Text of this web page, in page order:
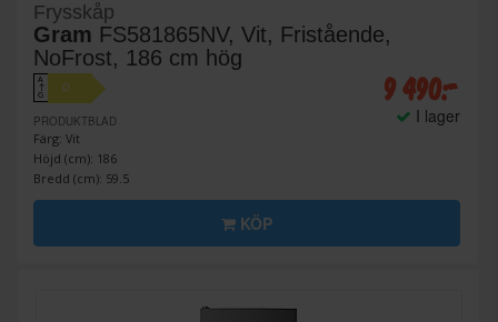
Frysskåp
Gram FS581865NV, Vit, Fristående,
NoFrost, 186 cm hög
A
↑
G
D
PRODUKTBLAD
Färg: Vit
Höjd (cm): 186
Bredd (cm): 59.5
9 490:-
I lager
KÖP